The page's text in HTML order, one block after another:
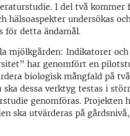
I del två kommer
undersökas
för detta ändamål.
mjölkgården: Indikatorer
har genomfört en
biologisk mångfald på
dessa verktyg testas i
genomföras. Projekten
ska utvärderas på